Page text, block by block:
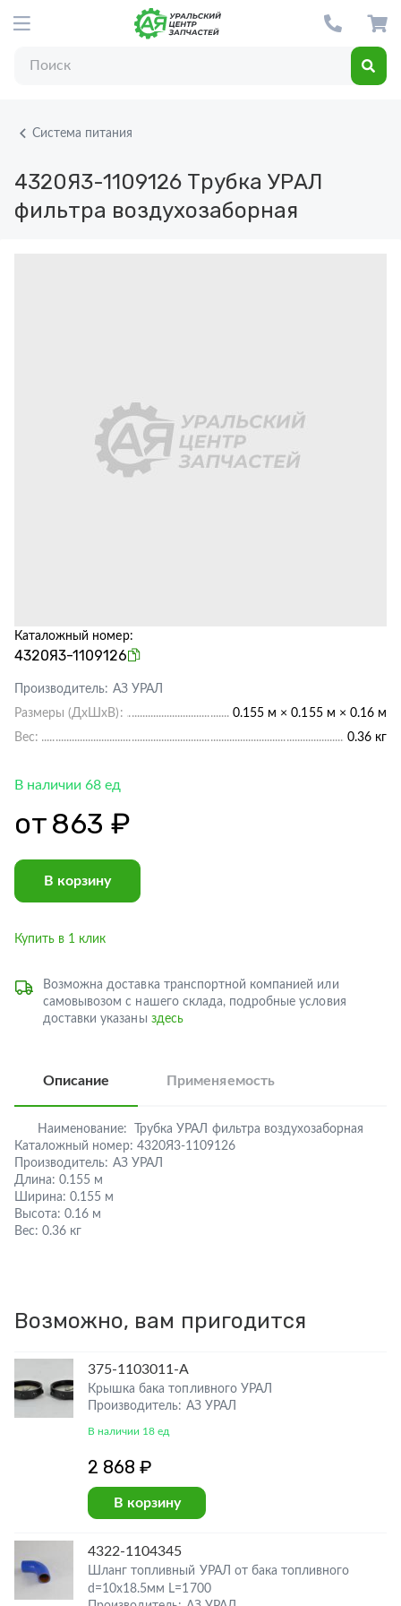
Система питания
4320Я3-1109126 Трубка УРАЛ
фильтра воздухозаборная
Каталожный номер:
4320Я3-1109126
Производитель: АЗ УРАЛ
Размеры (ДхШхВ):
0.155 м × 0.155 м × 0.16 м
Вес:
0.36 кг
В наличии 68 ед
от863 ₽
В корзину
Купить в 1 клик
Возможна доставка транспортной компанией или
самовывозом с нашего склада, подробные условия
доставки указаны здесь
Описание Применяемость
Наименование:
Трубка УРАЛ фильтра воздухозаборная
Каталожный номер: 4320Я3-1109126
Производитель: АЗ УРАЛ
Длина: 0.155 м
Ширина: 0.155 м
Высота: 0.16 м
Вес: 0.36 кг
Возможно, вам пригодится
375-1103011-А
Крышка бака топливного УРАЛ
Производитель: АЗ УРАЛ
В наличии 18 ед
2 868 ₽
В корзину
4322-1104345
Шланг топливный УРАЛ от бака топливного
d=10х18.5мм L=1700